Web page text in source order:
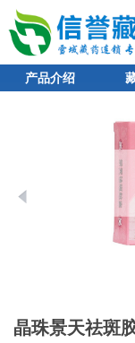
产品介绍
晶珠景天祛斑